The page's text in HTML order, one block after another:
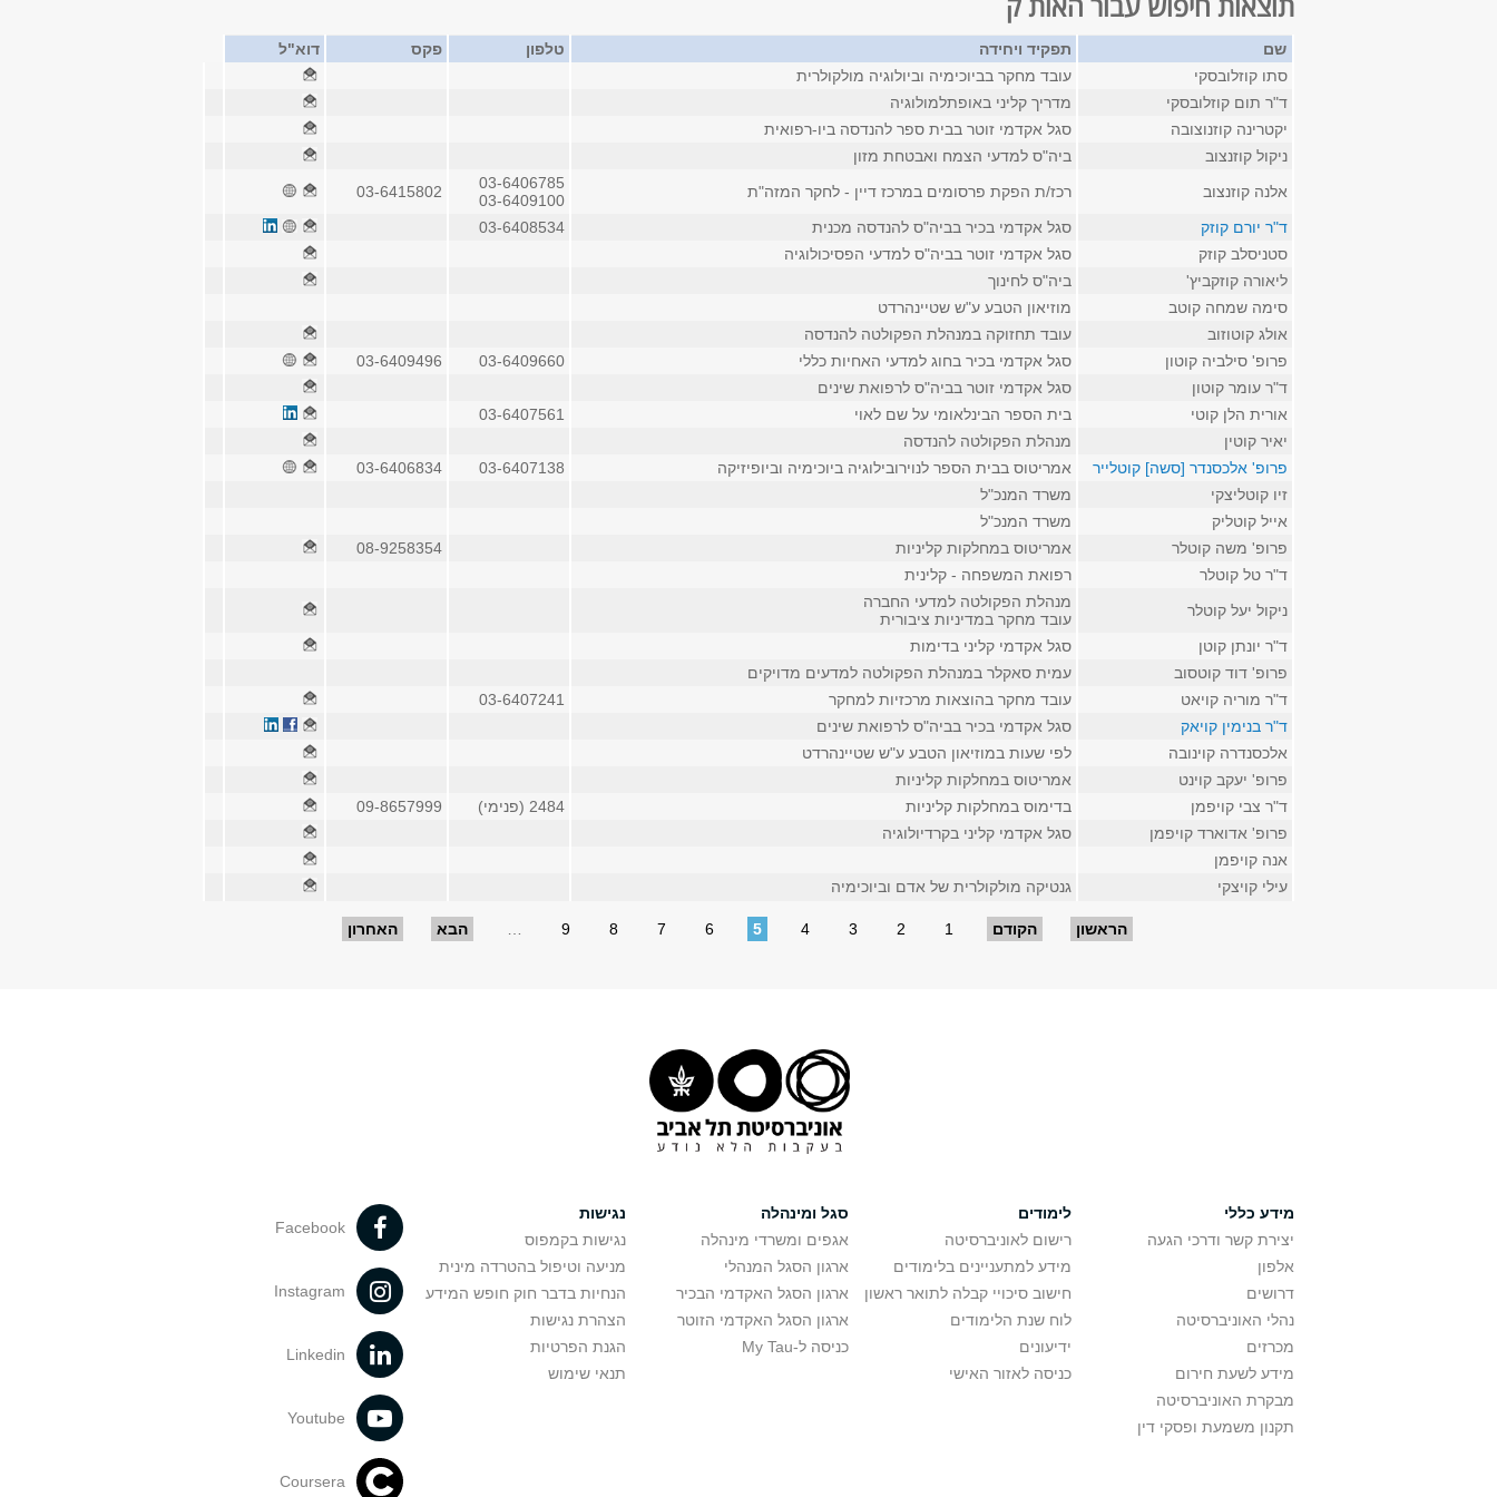
שם תפקיד ויחידה טלפון פקס
דוא"ל
סתו קוזלובסקי
עובד מחקר בביוכימיה וביולוגיה מולקולרית
ד"ר תום קוזלובסקי
מדריך קליני באופתלמולוגיה
יקטרינה קוזנוצובה
סגל אקדמי זוטר בבית ספר להנדסה ביו-רפואית
ניקול קוזנצוב
ביה"ס למדעי הצמח ואבטחת מזון
אלנה קוזנצוב
רכז/ת הפקת פרסומים במרכז דיין - לחקר המזה"ת
03-6406785
03-6409100
03-6415802
ד"ר יורם קוזק
סגל אקדמי בכיר בביה"ס להנדסה מכנית
03-6408534
סטניסלב קוזק
סגל אקדמי זוטר בביה"ס למדעי הפסיכולוגיה
ליאורה קוזקביץ'
ביה"ס לחינוך
סימה שמחה קוטב
מוזיאון הטבע ע"ש שטיינהרדט
אולג קוטוזוב
עובד תחזוקה במנהלת הפקולטה להנדסה
פרופ' סילביה קוטון
סגל אקדמי בכיר בחוג למדעי האחיות כללי 03-6409660
03-6409496
ד"ר עומר קוטון
סגל אקדמי זוטר בביה"ס לרפואת שינים
אורית הלן קוטי
בית הספר הבינלאומי על שם לאוי
03-6407561
יאיר קוטין
מנהלת הפקולטה להנדסה
פרופ' אלכסנדר [סשה] קוטלייר
אמריטוס בבית הספר לנוירובילוגיה ביוכימיה וביופיזיקה 03-6407138
03-6406834
זיו קוטליצקי
משרד המנכ"ל
אייל קוטליק
משרד המנכ"ל
פרופ' משה קוטלר
אמריטוס במחלקות קליניות
08-9258354
ד"ר טל קוטלר
רפואת המשפחה - קלינית
ניקול יעל קוטלר
מנהלת הפקולטה למדעי החברה
עובד מחקר במדיניות ציבורית
ד"ר יונתן קוטן
סגל אקדמי קליני בדימות
פרופ' דוד קוטסוב
עמית סאקלר במנהלת הפקולטה למדעים מדויקים
ד"ר מוריה קויאט
עובד מחקר בהוצאות מרכזיות למחקר
03-6407241
ד"ר בנימין קויאק
סגל אקדמי בכיר בביה"ס לרפואת שינים
אלכסנדרה קוינובה
לפי שעות במוזיאון הטבע ע"ש שטיינהרדט
פרופ' יעקב קוינט
אמריטוס במחלקות קליניות
ד"ר צבי קויפמן
בדימוס במחלקות קליניות 2484 (פנימי)
09-8657999
פרופ' אדוארד קויפמן
סגל אקדמי קליני בקרדיולוגיה
אנה קויפמן
עילי קויצקי
גנטיקה מולקולרית של אדם וביוכימיה
הראשון הקודם 1
2
3
4
5
6
7
8
9 הבא האחרון
מידע כללי
יצירת קשר ודרכי הגעה
אלפון
דרושים
נהלי האוניברסיטה
מכרזים
מידע לשעת חירום
מבקרת האוניברסיטה
תקנון משמעת ופסקי דין
לימודים
רישום לאוניברסיטה
מידע למתעניינים בלימודים
חישוב סיכויי קבלה לתואר ראשון
לוח שנת הלימודים
ידיעונים
כניסה לאזור האישי
סגל ומינהלה
אגפים ומשרדי מינהלה
ארגון הסגל המנהלי
ארגון הסגל האקדמי הבכיר
ארגון הסגל האקדמי הזוטר
כניסה ל-My Tau
נגישות
נגישות בקמפוס
מניעה וטיפול בהטרדה מינית
הנחיות בדבר חוק חופש המידע
הצהרת נגישות
הגנת הפרטיות
תנאי שימוש
Facebook
Instagram
Linkedin
Youtube
Coursera